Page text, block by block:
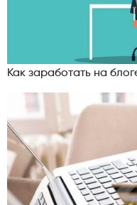
Как заработать на